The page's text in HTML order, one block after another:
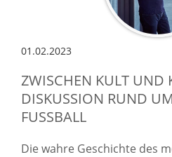
01.02.2023
ZWISCHEN KULT UND
DISKUSSION RUND
FUSSBALL
Die wahre Geschichte des